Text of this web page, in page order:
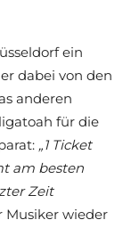
ein
dabei von den
anderen
für die
„1 Ticket
am besten
Zeit
Musiker wieder